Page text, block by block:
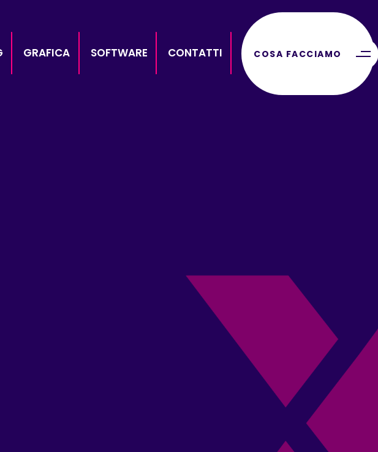
GRAFICA SOFTWARE CONTATTI COSA FACCIAMO